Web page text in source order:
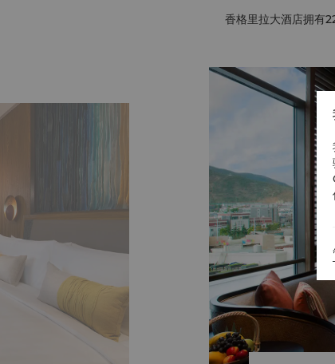
香格里拉大酒店拥有